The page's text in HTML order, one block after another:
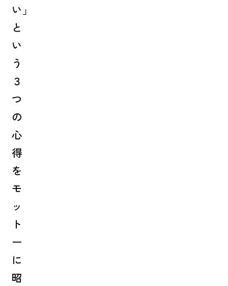
い」
と
い
う
３
つ
の
心
得
を
モ
ッ
ト
ー
に
昭